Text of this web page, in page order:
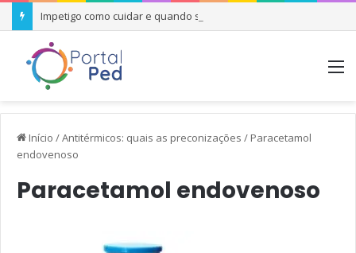
Impetigo como cuidar e quando se preocupar
Início /Antitérmicos: quais as preconizações / Paracetamol
endovenoso
Paracetamol endovenoso